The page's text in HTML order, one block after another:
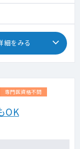
細をみる
専門医資格不問
OK